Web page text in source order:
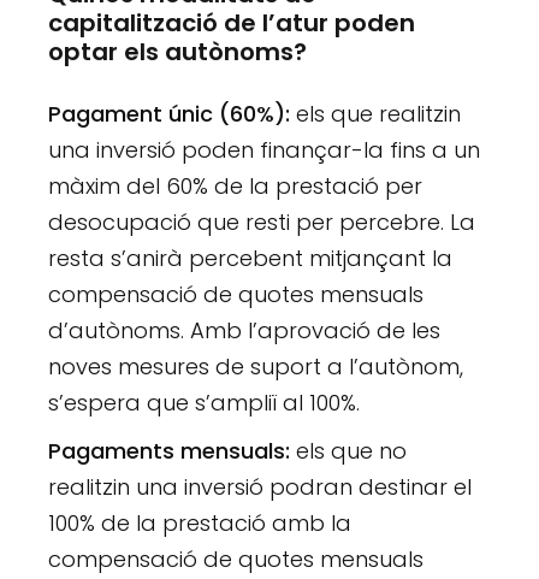
capitalització de l’atur poden
optar els autònoms?
Pagament únic (60%): els que realitzin
una inversió poden finançar-la fins a un
màxim del 60% de la prestació per
desocupació que resti per percebre. La
resta s’anirà percebent mitjançant la
compensació de quotes mensuals
d’autònoms. Amb l’aprovació de les
noves mesures de suport a l’autònom,
s’espera que s’ampliï al 100%.
Pagaments mensuals: els que no
realitzin una inversió podran destinar el
100% de la prestació amb la
compensació de quotes mensuals